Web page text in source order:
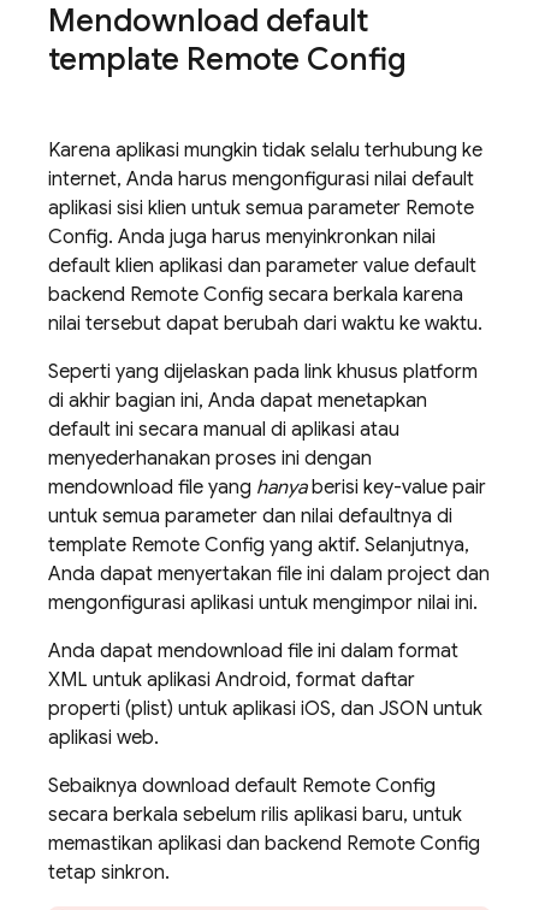
Mendownload default
template Remote Config
Karena aplikasi mungkin tidak selalu terhubung ke
internet, Anda harus mengonfigurasi nilai default
aplikasi sisi klien untuk semua parameter Remote
Config. Anda juga harus menyinkronkan nilai
default klien aplikasi dan parameter value default
backend Remote Config secara berkala karena
nilai tersebut dapat berubah dari waktu ke waktu.
Seperti yang dijelaskan pada link khusus platform
di akhir bagian ini, Anda dapat menetapkan
default ini secara manual di aplikasi atau
menyederhanakan proses ini dengan
mendownload file yang hanyaberisi key-value pair
untuk semua parameter dan nilai defaultnya di
template Remote Config yang aktif. Selanjutnya,
Anda dapat menyertakan file ini dalam project dan
mengonfigurasi aplikasi untuk mengimpor nilai ini.
Anda dapat mendownload file ini dalam format
XML untuk aplikasi Android, format daftar
properti (plist) untuk aplikasi iOS, dan JSON untuk
aplikasi web.
Sebaiknya download default Remote Config
secara berkala sebelum rilis aplikasi baru, untuk
memastikan aplikasi dan backend Remote Config
tetap sinkron.